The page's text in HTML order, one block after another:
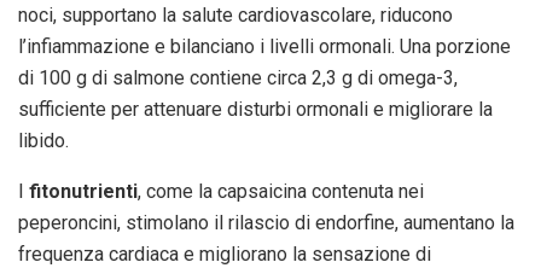
noci, supportano la salute cardiovascolare, riducono
l’infiammazione e bilanciano i livelli ormonali. Una porzione
di 100 g di salmone contiene circa 2,3 g di omega-3,
sufficiente per attenuare disturbi ormonali e migliorare la
libido.
fitonutrienti, come la capsaicina contenuta nei
peperoncini, stimolano il rilascio di endorfine, aumentano la
frequenza cardiaca e migliorano la sensazione di